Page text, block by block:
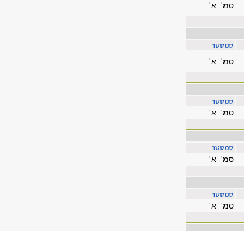
סמ' א'
סמ' א'
סמ' א'
סמ' א'
סמ' א'